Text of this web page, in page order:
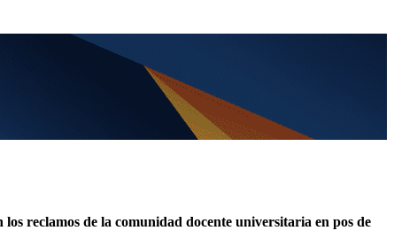
reclamos de la comunidad docente universitaria en pos de